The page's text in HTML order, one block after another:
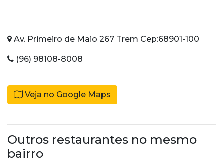
Av. Primeiro de Maio 267 Trem Cep:68901-100
(96) 98108-8008
Veja no Google Maps
Outros restaurantes no mesmo
bairro